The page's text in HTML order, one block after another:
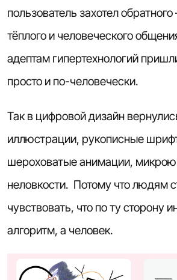
пользователь захотел
тёплого и человеческого
адептам гипертехнологий
просто и по-человечески.
Так в цифровой дизайн
иллюстрации, рукописные
шероховатые анимации,
неловкости. Потому что людям
чувствовать, что по ту сторону
алгоритм, а человек.